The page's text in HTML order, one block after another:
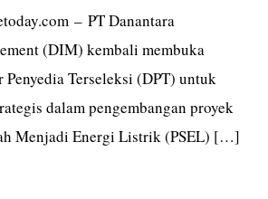
– PT Danantara
(DIM) kembali membuka
Terseleksi (DPT) untuk
dalam pengembangan proyek
Menjadi Energi Listrik (PSEL) […]